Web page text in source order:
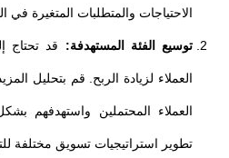
الاحتياجات والمتطلبات المتغيرة في
توسيع الفئة المستهدفة: قد تحتاج
العملاء لزيادة الربح. قم بتحليل
العملاء المحتملين واستهدفهم
تطوير استراتيجيات تسويق مختلفة